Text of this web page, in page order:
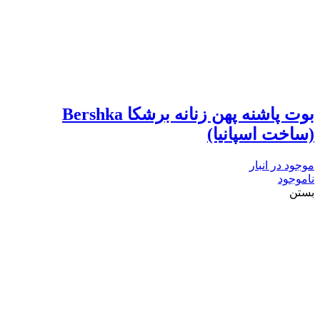
بوت پاشنه پهن زنانه برشکا Bershka
(ساخت اسپانیا)
موجود در انبار
ناموجود
بستن